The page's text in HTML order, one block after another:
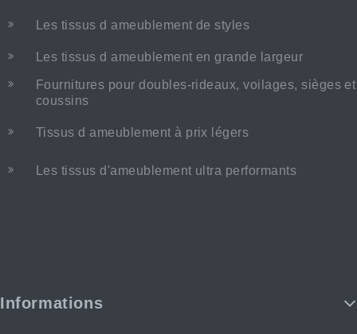
Les tissus d ameublement de styles
Les tissus d ameublement en grande largeur
Fournitures pour doubles-rideaux, voilages, sièges et
coussins
Tissus d ameublement à prix légers
Les tissus d'ameublement ultra performants
Informations